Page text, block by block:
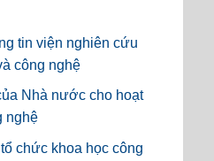
tin viện nghiên cứu
công nghệ
Nhà nước cho hoạt
nghệ
chức khoa học công